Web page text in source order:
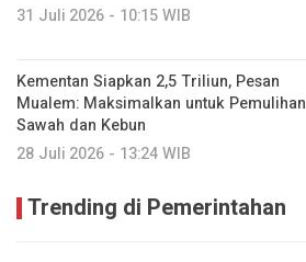
31 Juli 2026 - 10:15 WIB
Kementan Siapkan 2,5 Triliun, Pesan
Mualem: Maksimalkan untuk Pemulihan
Sawah dan Kebun
28 Juli 2026 - 13:24 WIB
Trending di Pemerintahan